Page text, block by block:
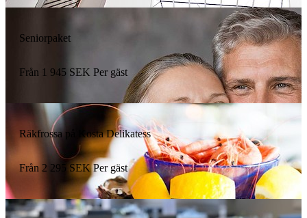
Seniorpaket
Från 1 945 SEK Per gäst
Räkfrossa på Kosta Delikatess
Från 2 295 SEK Per gäst